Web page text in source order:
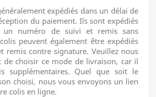
expédiés dans un délai de
du paiement. Ils sont expédiés
un numéro de suivi et remis sans
peuvent également être expédiés
remis contre signature. Veuillez nous
de choisir ce mode de livraison, car il
supplémentaires. Quel que soit le
choisi, nous vous envoyons un lien
colis en ligne.